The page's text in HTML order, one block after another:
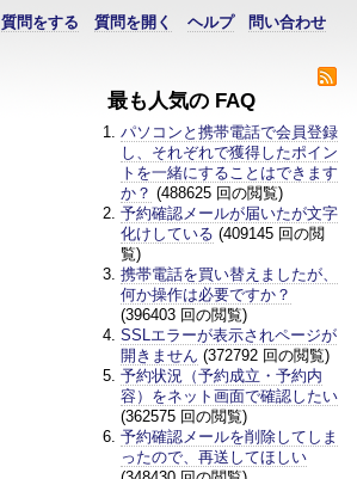
問い合わせ
ヘルプ
質問を開く
質問をする
最も人気の FAQ
パソコンと携帯電話で会員登録
し、それぞれで獲得したポイン
トを一緒にすることはできます
か？ (488625 回の閲覧)
予約確認メールが届いたが文字
化けしている (409145 回の閲
覧)
携帯電話を買い替えましたが、
何か操作は必要ですか？
(396403 回の閲覧)
SSLエラーが表示されページが
開きません (372792 回の閲覧)
予約状況（予約成立・予約内
容）をネット画面で確認したい
(362575 回の閲覧)
予約確認メールを削除してしま
ったので、再送してほしい